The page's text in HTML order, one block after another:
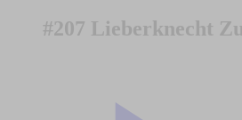
#207 Lieberknecht